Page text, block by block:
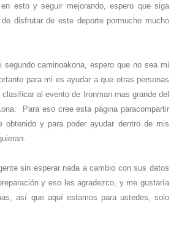
esto y seguir mejorando, espero que siga
disfrutar de este deporte pormucho mucho
caminoakona, espero que no sea mi
para mi es ayudar a que otras personas
al evento de Ironman mas grande del
Para eso cree esta página paracompartir
obtenido y para poder ayudar dentro de mis
sin esperar nada a cambio con sus datos
y eso les agradezco, y me gustaría
así que aquí estamos para ustedes, solo